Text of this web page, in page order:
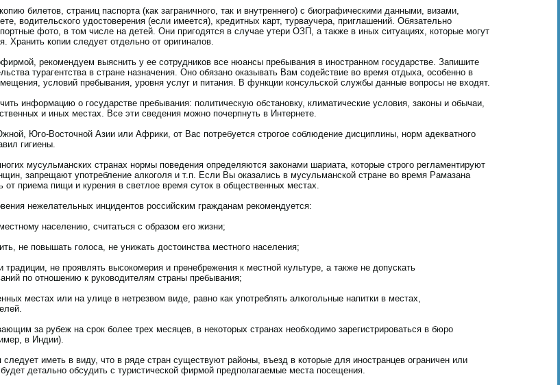
билетов, страниц паспорта (как заграничного, так и внутреннего) с биографическими данными, визами,
водительского удостоверения (если имеется), кредитных карт, турваучера, приглашений. Обязательно
фото, в том числе на детей. Они пригодятся в случае утери ОЗП, а также в иных ситуациях, которые могут
Хранить копии следует отдельно от оригиналов.
рекомендуем выяснить у ее сотрудников все нюансы пребывания в иностранном государстве. Запишите
турагентства в стране назначения. Оно обязано оказывать Вам содействие во время отдыха, особенно в
условий пребывания, уровня услуг и питания. В функции консульской службы данные вопросы не входят.
информацию о государстве пребывания: политическую обстановку, климатические условия, законы и обычаи,
и иных местах. Все эти сведения можно почерпнуть в Интернете.
Юго-Восточной Азии или Африки, от Вас потребуется строгое соблюдение дисциплины, норм адекватного
гигиены.
мусульманских странах нормы поведения определяются законами шариата, которые строго регламентируют
запрещают употребление алкоголя и т.п. Если Вы оказались в мусульманской стране во время Рамазана
от приема пищи и курения в светлое время суток в общественных местах.
нежелательных инцидентов российским гражданам рекомендуется:
населению, считаться с образом его жизни;
не повышать голоса, не унижать достоинства местного населения;
не проявлять высокомерия и пренебрежения к местной культуре, а также не допускать
по отношению к руководителям страны пребывания;
местах или на улице в нетрезвом виде, равно как употреблять алкогольные напитки в местах,
за рубеж на срок более трех месяцев, в некоторых странах необходимо зарегистрироваться в бюро
в Индии).
следует иметь в виду, что в ряде стран существуют районы, въезд в которые для иностранцев ограничен или
детально обсудить с туристической фирмой предполагаемые места посещения.